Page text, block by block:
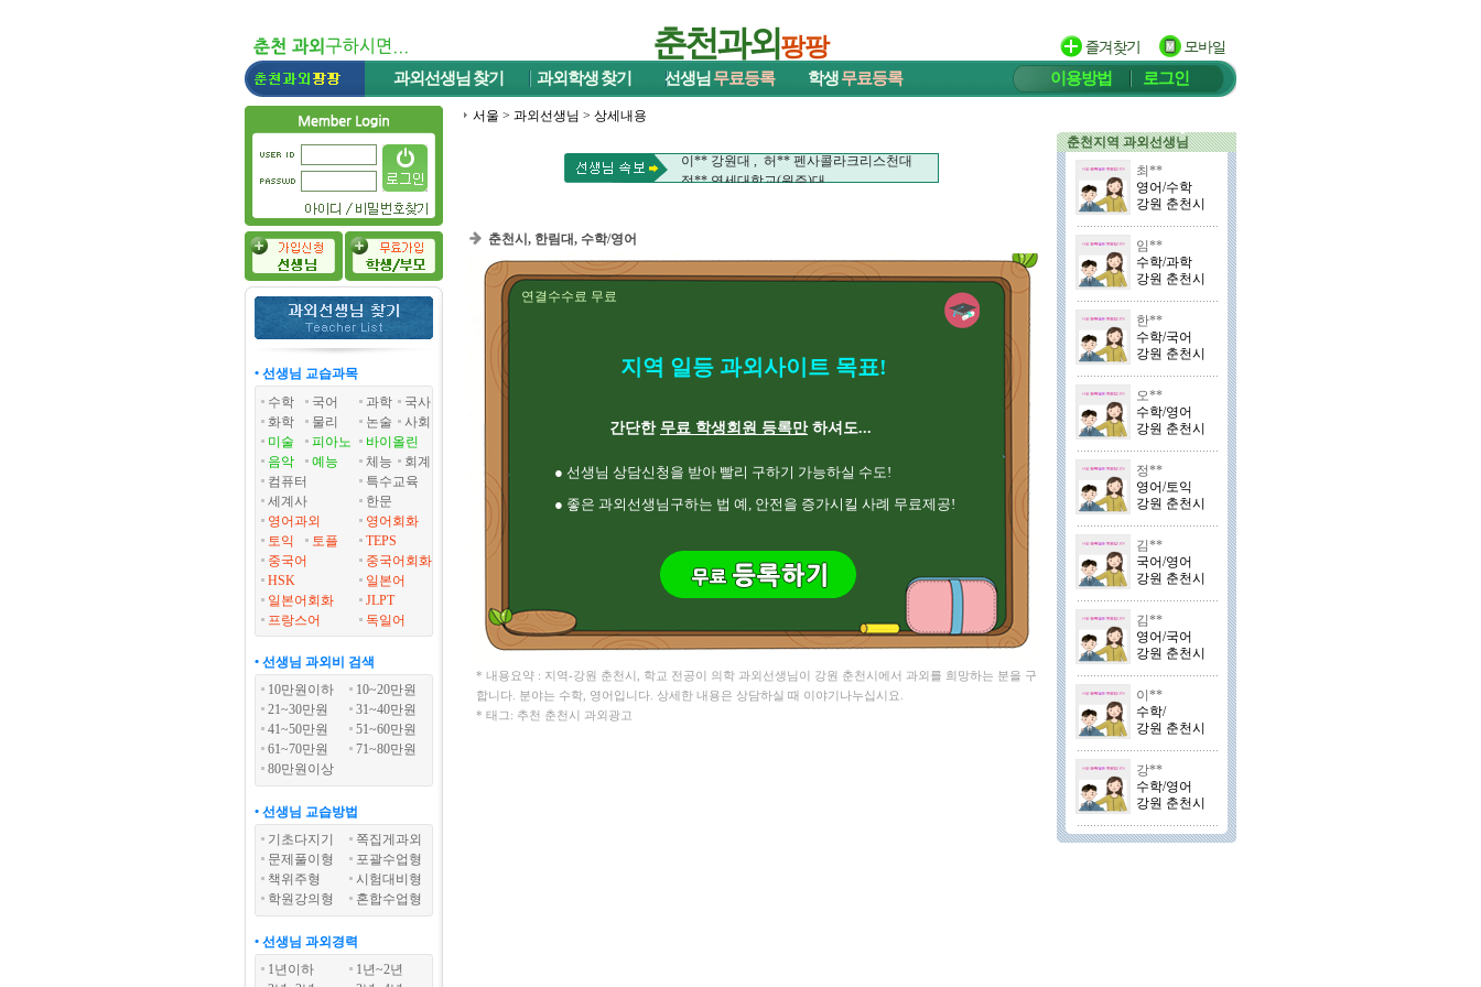
춘천과외 팡팡
과외선생님 찾기 과외학생찾기 선생님 무료등록 학생무료등록 이용방법 로그인
• 선생님 교습과목
수학
국어 과학
국사
화학
물리 논술
사회
미술
피아노
바이올린
음악
예능 체능
회계
컴퓨터
특수교육
세계사
한문
영어과외
영어회화
토익
토플
TEPS
중국어
중국어회화
HSK
일본어
일본어회화
JLPT
프랑스어
독일어
• 선생님 과외비 검색
10만원이하
10~20만원
21~30만원
31~40만원
41~50만원
51~60만원
61~70만원
71~80만원
80만원이상
• 선생님 교습방법
기초다지기
쪽집게과외
문제풀이형
포괄수업형
책위주형
시험대비형
학원강의형
혼합수업형
• 선생님 과외경력
1년이하
1년~2년
서울 > 과외선생님 > 상세내용
이** 강원대 , 허** 펜사콜라크리스천대
정** 연세대학교(원주)대
춘천시, 한림대, 수학/영어
연결수수료 무료
지역 일등 과외사이트 목표!
간단한 무료 학생회원 등록만하셔도...
● 선생님 상담신청을 받아 빨리 구하기 가능하실 수도!
● 좋은 과외선생님구하는 법 예, 안전을 증가시킬 사례 무료제공!
* 내용요약 : 지역-강원 춘천시, 학교 전공이 의학 과외선생님이 강원 춘천시에서 과외를 희망하는 분을 구
합니다. 분야는 수학, 영어입니다. 상세한 내용은 상담하실 때 이야기나누십시요.
* 태그: 추천 춘천시 과외광고
춘천지역 과외선생님
최**
영어/수학
강원 춘천시
임**
수학/과학
강원 춘천시
한**
수학/국어
강원 춘천시
오**
수학/영어
강원 춘천시
정**
영어/토익
강원 춘천시
김**
국어/영어
강원 춘천시
김**
영어/국어
강원 춘천시
이**
수학/
강원 춘천시
강**
수학/영어
강원 춘천시